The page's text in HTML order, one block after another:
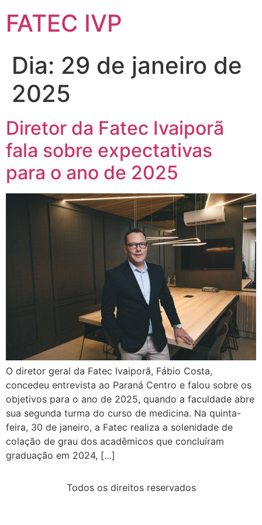
FATEC IVP
Dia: 29 de janeiro de
2025
Diretor da Fatec Ivaiporã
fala sobre expectativas
para o ano de 2025
O diretor geral da Fatec Ivaiporã, Fábio Costa,
concedeu entrevista ao Paraná Centro e falou sobre os
objetivos para o ano de 2025, quando a faculdade abre
sua segunda turma do curso de medicina. Na quinta-
feira, 30 de janeiro, a Fatec realiza a solenidade de
colação de grau dos acadêmicos que concluíram
graduação em 2024, […]
Todos os direitos reservados